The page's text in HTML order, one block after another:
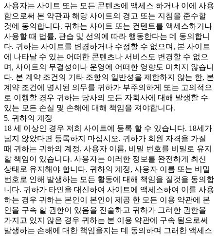
사용자는 사이트 또는 모든 콘텐츠에 액세스 하거나 이에 사용
함으로써 본 약관과 해당 사이트의 경고 또는 지침을 준수할
것에 동의합니다. 귀하는 사이트 또는 컨텐트를 액세스하거나
사용할 때 법률, 관습 및 선의에 따라 행동한다는 데 동의합니
다. 귀하는 사이트를 변경하거나 수정할 수 없으며, 본 사이트
에 나타날 수 있는 어떠한 콘텐츠나 서비스도 변경할 수 없으
며, 사이트의 무결성이나 운영에 어떠한 영향도 미치지 않습니
다. 본 계약 조건의 기타 조항의 일반성을 제한하지 않는 한, 본
계약 조건에 명시된 의무를 귀하가 부주의하게 또는 고의적으
로 이행할 경우 귀하는 당사의 모든 자회사에 대해 발생할 수
있는 모든 손실 및 손해에 대해 책임을 져야합니다.
5. 귀하의 계정
18 세 이상인 경우 저희 사이트에 등록 할 수 있습니다. 18세가
넘지 않았다면 등록하지 마십시오. 귀하가 회원 자격을 가질
때 귀하는 귀하의 계정, 사용자 이름, 비밀 번호를 비밀로 유지
할 책임이 있습니다. 사용자는 이러한 정보를 완전하게 최신
상태로 유지해야 합니다. 귀하의 계정, 사용자 이름 또는 비밀
번호로 인해 발생하는 모든 활동에 대해 책임을 질것을 동의합
니다. 귀하가 타인을 대신하여 사이트에 액세스하여 이를 사용
하는 경우 귀하는 본인이 본인이 제공 한 모든 이용 약관에 본
인을 구속 할 권한이 있음을 진술하고 귀하가 그러한 권한을
가지고 있지 않은 경우 귀하는 본 이용 약관에 구속 됨으로써
발생하는 손해에 대한 책임을지는 데 동의하며 그러한 액세스